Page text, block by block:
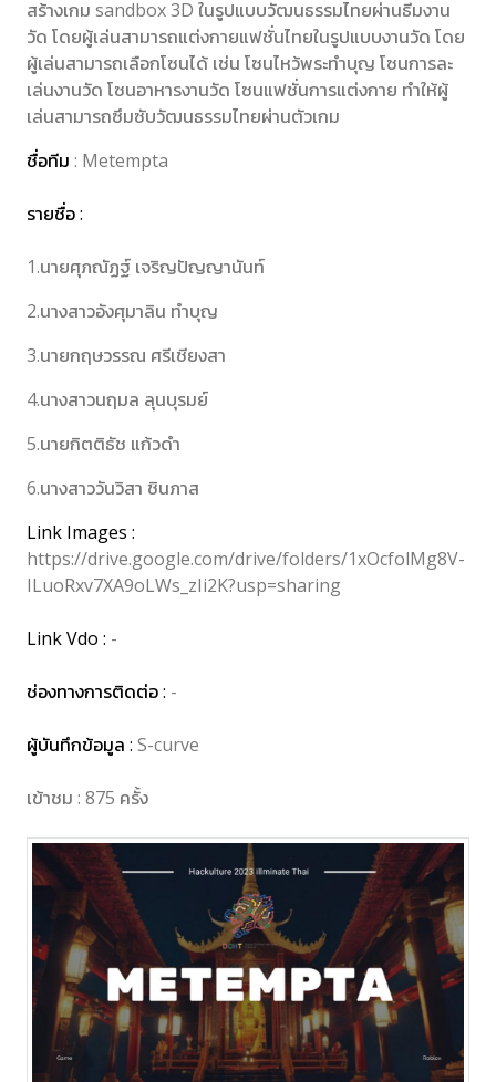
สร้างเกม sandbox 3D ในรูปแบบวัฒนธรรมไทยผ่านธีมงาน
วัด โดยผู้เล่นสามารถแต่งกายแฟชั่นไทยในรูปแบบงานวัด โดย
ผู้เล่นสามารถเลือกโซนได้ เช่น โซนไหว้พระทำบุญ โซนการละ
เล่นงานวัด โซนอาหารงานวัด โซนแฟชั่นการแต่งกาย ทำให้ผู้
เล่นสามารถซึมซับวัฒนธรรมไทยผ่านตัวเกม
ชื่อทีม : Metempta
รายชื่อ :
1.นายศุภณัฏฐ์ เจริญปัญญานันท์
2.นางสาวอังศุมาลิน ทำบุญ
3.นายกฤษวรรณ ศรีเชียงสา
4.นางสาวนฤมล ลุนบุรมย์
5.นายกิตติธัช แก้วดำ
6.นางสาววันวิสา ชินภาส
Link Images :
https://drive.google.com/drive/folders/1xOcfolMg8V-
ILuoRxv7XA9oLWs_zIi2K?usp=sharing
Link Vdo : -
ช่องทางการติดต่อ : -
ผู้บันทึกข้อมูล : S-curve
เข้าชม : 875 ครั้ง